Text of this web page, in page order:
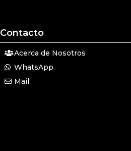
Contacto
Acerca de Nosotros
WhatsApp
Mail